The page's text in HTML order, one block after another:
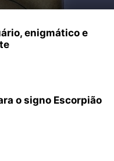
enigmático e
o signo Escorpião